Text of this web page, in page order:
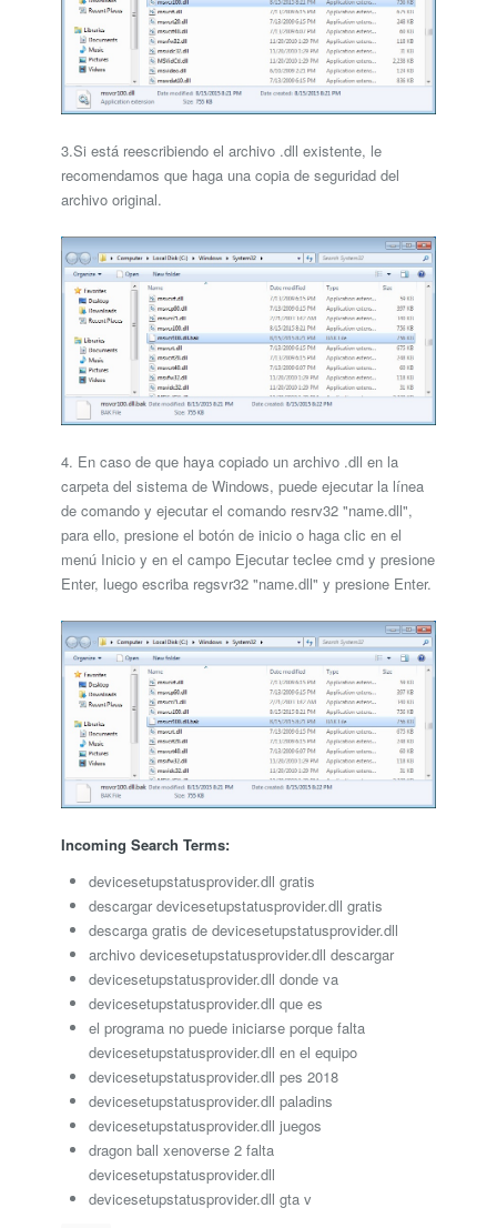
3.Si está reescribiendo el archivo .dll existente, le
recomendamos que haga una copia de seguridad del
archivo original.
4. En caso de que haya copiado un archivo .dll en la
carpeta del sistema de Windows, puede ejecutar la línea
de comando y ejecutar el comando resrv32 "name.dll",
para ello, presione el botón de inicio o haga clic en el
menú Inicio y en el campo Ejecutar teclee cmd y presione
Enter, luego escriba regsvr32 "name.dll" y presione Enter.
Incoming Search Terms:
devicesetupstatusprovider.dll gratis
descargar devicesetupstatusprovider.dll gratis
descarga gratis de devicesetupstatusprovider.dll
archivo devicesetupstatusprovider.dll descargar
devicesetupstatusprovider.dll donde va
devicesetupstatusprovider.dll que es
el programa no puede iniciarse porque falta
devicesetupstatusprovider.dll en el equipo
devicesetupstatusprovider.dll pes 2018
devicesetupstatusprovider.dll paladins
devicesetupstatusprovider.dll juegos
dragon ball xenoverse 2 falta
devicesetupstatusprovider.dll
devicesetupstatusprovider.dll gta v